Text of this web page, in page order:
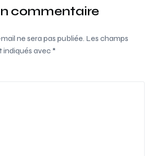
commentaire
ne sera pas publiée. Les champs
indiqués avec *